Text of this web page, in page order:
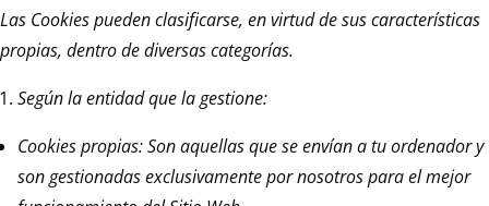
Las Cookies pueden clasificarse, en virtud de sus características
propias, dentro de diversas categorías.
Según la entidad que la gestione:
Cookies propias: Son aquellas que se envían a tu ordenador y
son gestionadas exclusivamente por nosotros para el mejor